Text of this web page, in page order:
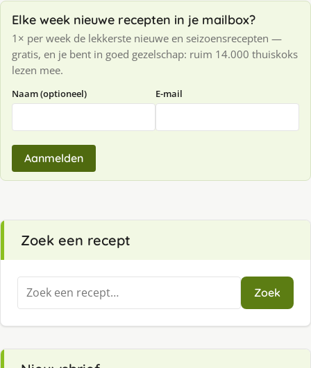
Elke week nieuwe recepten in je mailbox?
1× per week de lekkerste nieuwe en seizoensrecepten —
gratis, en je bent in goed gezelschap: ruim 14.000 thuiskoks
lezen mee.
Naam (optioneel) E-mail
Aanmelden
Zoek een recept
Zoeken
naar:
Zoek